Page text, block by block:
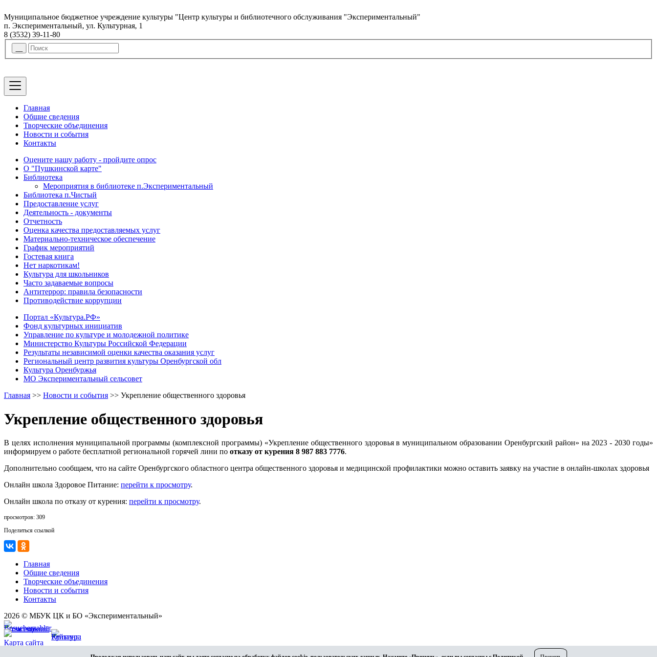
Муниципальное бюджетное учреждение культуры "Центр культуры и библиотечного обслуживания "Экспериментальный"
п. Экспериментальный, ул. Культурная, 1
8 (3532) 39-11-80
Главная
Общие сведения
Творческие объединения
Новости и события
Контакты
Оцените нашу работу - пройдите опрос
О "Пушкинской карте"
Библиотека
Мероприятия в библиотеке п.Экспериментальный
Библиотека п.Чистый
Предоставление услуг
Деятельность - документы
Отчетность
Оценка качества предоставляемых услуг
Материально-техническое обеспечение
График мероприятий
Гостевая книга
Нет наркотикам!
Культура для школьников
Часто задаваемые вопросы
Антитеррор: правила безопасности
Противодействие коррупции
Портал «Культура.РФ»
Фонд культурных инициатив
Управление по культуре и молодежной политике
Министерство Культуры Российской Федерации
Результаты независимой оценки качества оказания услуг
Региональный центр развития культуры Оренбургской обл
Культура Оренбуржья
МО Экспериментальный сельсовет
Главная >> Новости и события >> Укрепление общественного здоровья
Укрепление общественного здоровья
В целях исполнения муниципальной программы (комплексной программы) «Укрепление общественного здоровья в муниципальном образовании Оренбургский район» на 2023 - 2030 годы»
информируем о работе бесплатной региональной горячей лини по отказу от курения 8 987 883 7776.
Дополнительно сообщаем, что на сайте Оренбургского областного центра общественного здоровья и медицинской профилактики можно оставить заявку на участие в онлайн-школах здоровья
Онлайн школа Здоровое Питание: перейти к просмотру.
Онлайн школа по отказу от курения: перейти к просмотру.
просмотров: 309
Поделиться ссылкой
Главная
Общие сведения
Творческие объединения
Новости и события
Контакты
2026 © МБУК ЦК и БО «Экспериментальный»
Карта сайта